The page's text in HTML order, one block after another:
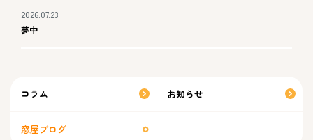
2026.07.23
夢中
コラム お知らせ
窓屋ブログ